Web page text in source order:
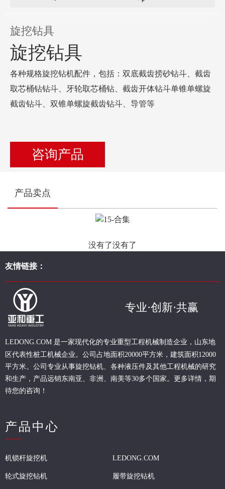
旋挖钻具
旋挖钻具
各种规格旋挖钻机配件，包括：双底截齿捞砂钻斗、截齿
取芯桶钻钻斗、牙轮取芯桶钻、截齿开体钻斗单锥单螺旋
截齿钻斗、双锥单螺旋截齿钻斗、导管等
咨询产品
产品卖点
没有了没有了
友情链接：
专业·创新·共赢
LEDONG.COM 是一家现代化的专业重型工程机械制造企业，山东地
区代表性桩工机械企业。 公司占地面积20000平方米，建筑面积12000
平方米。公司专业从事旋挖钻机、各种液压件及其他工程机械的研究
和生产，产品远销东南亚、非洲、南美等30多个国家。更多详情，期
待您的咨询！
产品中心
机锁杆旋挖机 LEDONG.COM
轮式旋挖钻机 履带旋挖钻机